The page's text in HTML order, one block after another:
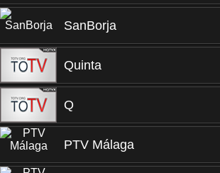
SanBorja
Quinta
Q
PTV Málaga